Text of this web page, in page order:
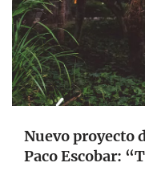
Nuevo proyecto
Paco Escobar: